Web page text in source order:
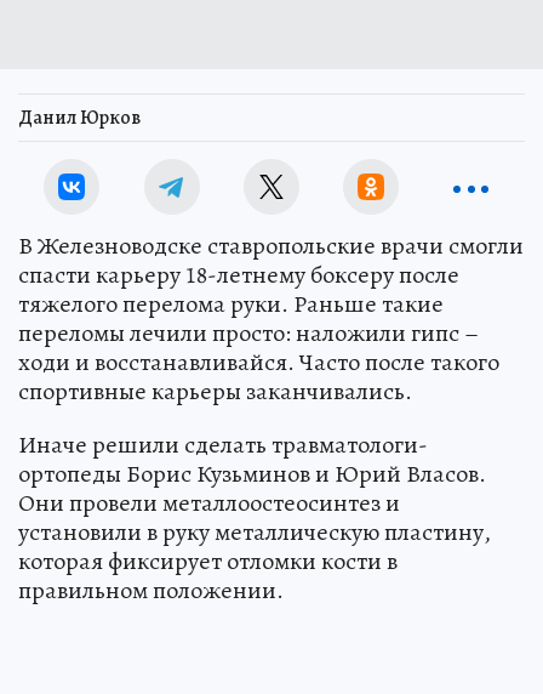
Данил Юрков
В Железноводске ставропольские врачи смогли
спасти карьеру 18-летнему боксеру после
тяжелого перелома руки. Раньше такие
переломы лечили просто: наложили гипс –
ходи и восстанавливайся. Часто после такого
спортивные карьеры заканчивались.
Иначе решили сделать травматологи-
ортопеды Борис Кузьминов и Юрий Власов.
Они провели металлоостеосинтез и
установили в руку металлическую пластину,
которая фиксирует отломки кости в
правильном положении.